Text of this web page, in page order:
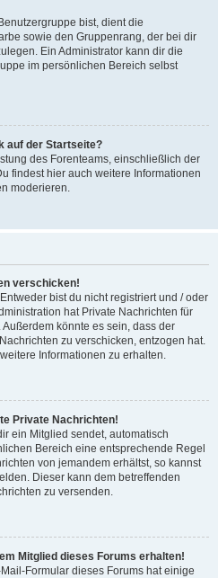
bist, dient die
sowie den Gruppenrang, der bei dir
Ein Administrator kann dir die
im persönlichen Bereich selbst
auf der Startseite?
des Forenteams, einschließlich der
findest hier auch weitere Informationen
moderieren.
verschicken!
bist du nicht registriert und / oder
hat Private Nachrichten für
könnte es sein, dass der
zu verschicken, entzogen hat.
Informationen zu erhalten.
Private Nachrichten!
ein Mitglied sendet, automatisch
Bereich eine entsprechende Regel
von jemandem erhältst, so kannst
Dieser kann dem betreffenden
zu versenden.
Mitglied dieses Forums erhalten!
Formular dieses Forums hat einige